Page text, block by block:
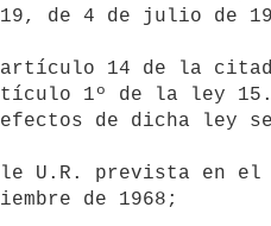
de 4 de julio de
1º de la ley
de dicha ley
de 1968;